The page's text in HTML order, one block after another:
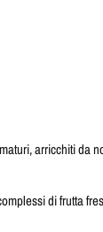
arricchiti da
di frutta